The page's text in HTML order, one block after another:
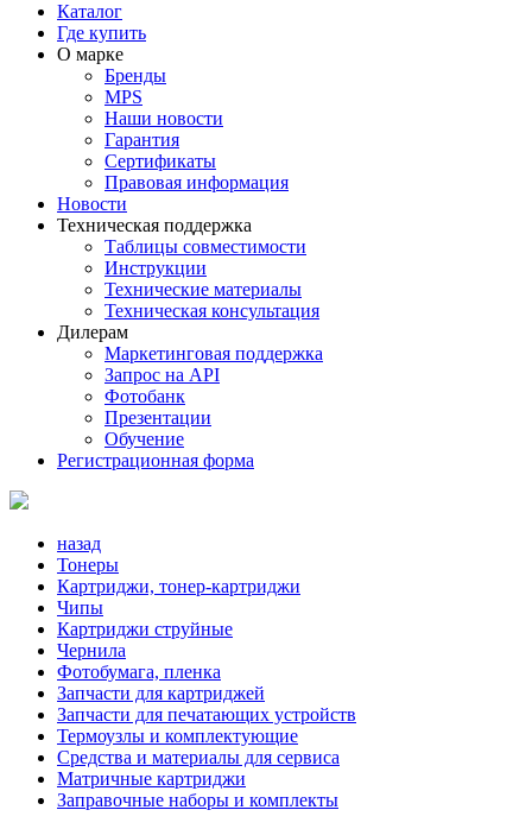
Каталог
Где купить
О марке
Бренды
MPS
Наши новости
Гарантия
Сертификаты
Правовая информация
Новости
Техническая поддержка
Таблицы совместимости
Инструкции
Технические материалы
Техническая консультация
Дилерам
Маркетинговая поддержка
Запрос на API
Фотобанк
Презентации
Обучение
Регистрационная форма
назад
Тонеры
Картриджи, тонер-картриджи
Чипы
Картриджи струйные
Чернила
Фотобумага, пленка
Запчасти для картриджей
Запчасти для печатающих устройств
Термоузлы и комплектующие
Средства и материалы для сервиса
Матричные картриджи
Заправочные наборы и комплекты